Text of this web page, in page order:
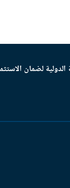
الدولية لضمان